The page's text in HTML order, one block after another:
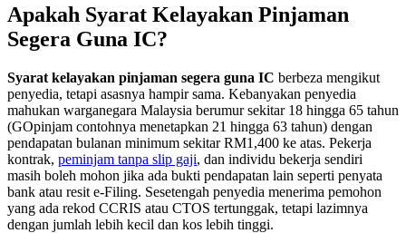
Apakah Syarat Kelayakan Pinjaman
Segera Guna IC?
Syarat kelayakan pinjaman segera guna IC berbeza mengikut
penyedia, tetapi asasnya hampir sama. Kebanyakan penyedia
mahukan warganegara Malaysia berumur sekitar 18 hingga 65 tahun
(GOpinjam contohnya menetapkan 21 hingga 63 tahun) dengan
pendapatan bulanan minimum sekitar RM1,400 ke atas. Pekerja
kontrak, peminjam tanpa slip gaji, dan individu bekerja sendiri
masih boleh mohon jika ada bukti pendapatan lain seperti penyata
bank atau resit e-Filing. Sesetengah penyedia menerima pemohon
yang ada rekod CCRIS atau CTOS tertunggak, tetapi lazimnya
dengan jumlah lebih kecil dan kos lebih tinggi.